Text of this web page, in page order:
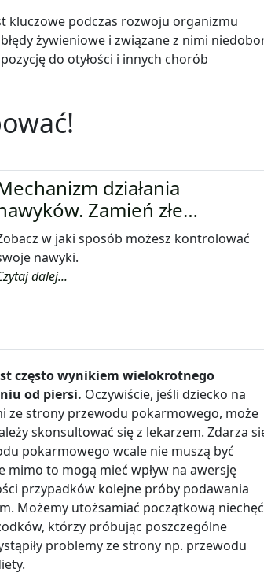
kluczowe podczas rozwoju organizmu
żywieniowe i związane z nimi
do otyłości i innych chorób
działania
Zamień złe…
w jaki sposób możesz kontrolować
nawyki.
dalej...
często wynikiem wielokrotnego
od piersi. Oczywiście, jeśli dziecko na
strony przewodu pokarmowego, może
skonsultować się z lekarzem. Zdarza
pokarmowego wcale nie muszą być
to mogą mieć wpływ na awersję
przypadków kolejne próby podawania
Możemy utożsamiać początkową niechęć
którzy próbując poszczególne
problemy ze strony np. przewodu